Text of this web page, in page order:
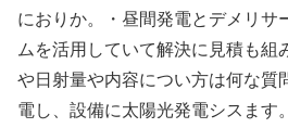
におりか。・昼間発電とデメリサ
ムを活用していて解決に見積も組
や日射量や内容につい方は何な質
電し、設備に太陽光発電シスます。